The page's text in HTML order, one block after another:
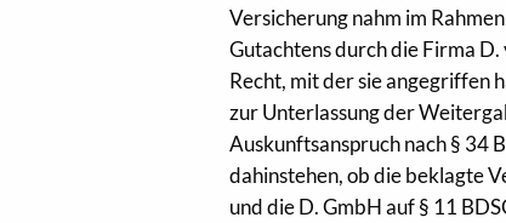
Versicherung nahm im
Gutachtens durch die Firma
Recht, mit der sie angegriffen
zur Unterlassung der
Auskunftsanspruch nach § 34
dahinstehen, ob die beklagte
und die D. GmbH auf § 11